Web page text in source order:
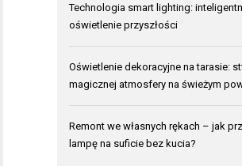
Technologia smart lighting:
oświetlenie przyszłości
Oświetlenie dekoracyjne na tarasie:
magicznej atmosfery na świeżym
Remont we własnych rękach – jak
lampę na suficie bez kucia?